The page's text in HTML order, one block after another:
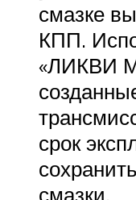
смазке
КПП.
«ЛИКВИ
срок
смазки.